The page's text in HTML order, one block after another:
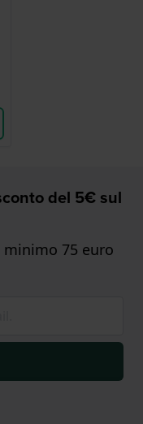
del 5€ sul
minimo 75 euro